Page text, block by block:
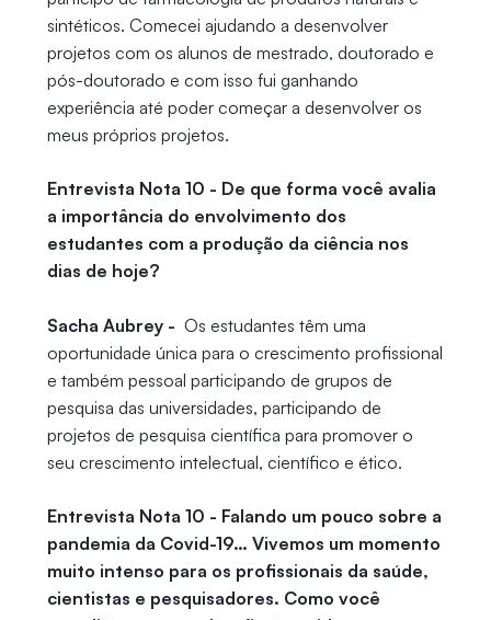
sintéticos. Comecei ajudando a desenvolver
projetos com os alunos de mestrado, doutorado e
pós-doutorado e com isso fui ganhando
experiência até poder começar a desenvolver os
meus próprios projetos.
Entrevista Nota 10 - De que forma você avalia
a importância do envolvimento dos
estudantes com a produção da ciência nos
dias de hoje?
Sacha Aubrey - Os estudantes têm uma
oportunidade única para o crescimento profissional
e também pessoal participando de grupos de
pesquisa das universidades, participando de
projetos de pesquisa científica para promover o
seu crescimento intelectual, científico e ético.
Entrevista Nota 10 - Falando um pouco sobre a
pandemia da Covid-19… Vivemos um momento
muito intenso para os profissionais da saúde,
cientistas e pesquisadores. Como você